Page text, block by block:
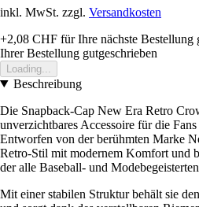
inkl. MwSt. zzgl. Versandkosten
+2,08 CHF für Ihre nächste Bestellung
Ihrer Bestellung gutgeschrieben
Loading...
Beschreibung
Die Snapback-Cap New Era Retro
unverzichtbares Accessoire für die
Entworfen von der berühmten Marke
Retro-Stil mit modernem Komfort und
der alle Baseball- und
Mit einer stabilen Struktur behält sie